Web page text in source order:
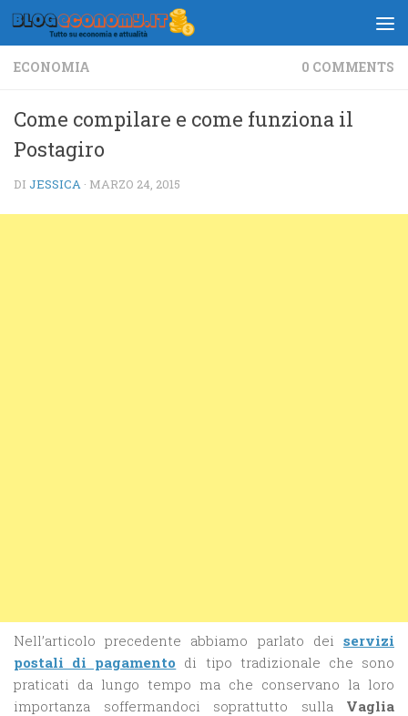
Salta al contenuto
ECONOMIA 0 COMMENTS
Come compilare e come funziona il
Postagiro
DI JESSICA · MARZO 24, 2015
Nell’articolo precedente abbiamo parlato dei servizi
postali di pagamento di tipo tradizionale che sono
praticati da lungo tempo ma che conservano la loro
importanza soffermandoci soprattutto sulla Vaglia